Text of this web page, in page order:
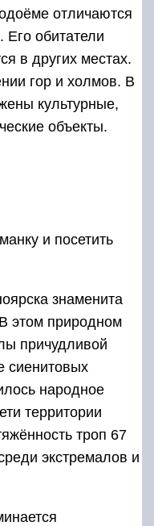
отличаются
Его обитатели
в других местах.
гор и холмов. В
культурные,
объекты.
и посетить
знаменита
этом природном
причудливой
сиенитовых
народное
территории
троп 67
экстремалов и